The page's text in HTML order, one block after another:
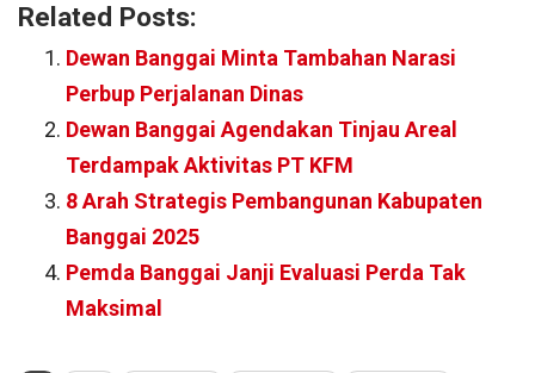
Related Posts:
Dewan Banggai Minta Tambahan Narasi
Perbup Perjalanan Dinas
Dewan Banggai Agendakan Tinjau Areal
Terdampak Aktivitas PT KFM
8 Arah Strategis Pembangunan Kabupaten
Banggai 2025
Pemda Banggai Janji Evaluasi Perda Tak
Maksimal